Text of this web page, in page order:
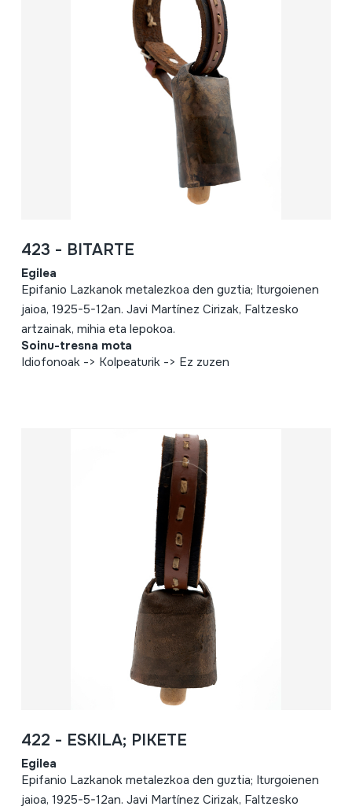
423 - BITARTE
Egilea
Epifanio Lazkanok metalezkoa den guztia; Iturgoienen
jaioa, 1925-5-12an. Javi Martínez Cirizak, Faltzesko
artzainak, mihia eta lepokoa.
Soinu-tresna mota
Idiofonoak -> Kolpeaturik -> Ez zuzen
422 - ESKILA; PIKETE
Egilea
Epifanio Lazkanok metalezkoa den guztia; Iturgoienen
jaioa, 1925-5-12an. Javi Martínez Cirizak, Faltzesko